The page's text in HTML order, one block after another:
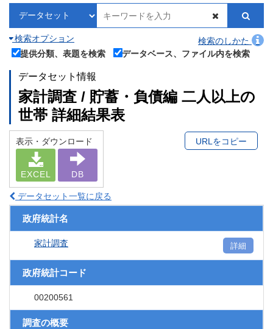
検索オプション
検索のしかた
提供分類、表題を検索
データベース、ファイル内を検索
データセット情報
家計調査 / 貯蓄・負債編 二人以上の
世帯 詳細結果表
表示・ダウンロード
EXCEL DB
URLをコピー
データセット一覧に戻る
政府統計名
家計調査 詳細
政府統計コード
00200561
調査の概要